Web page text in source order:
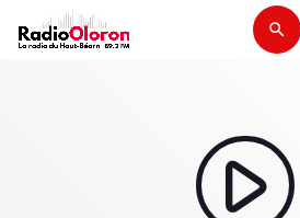
search
play_arrow